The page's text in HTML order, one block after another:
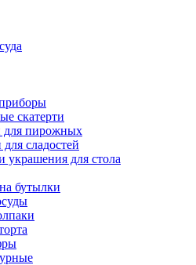
скатерти
для пирожных
сладостей
украшения для стола
бутылки